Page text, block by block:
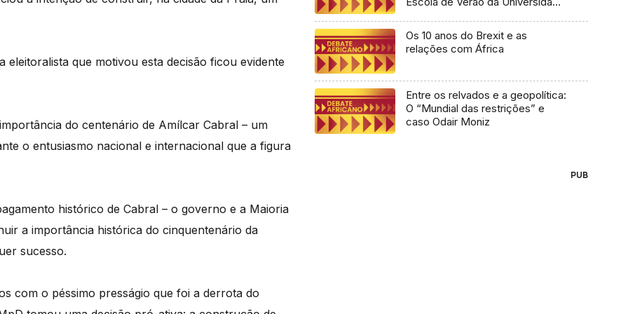
que motivou esta decisão ficou evidente
do centenário de Amílcar Cabral – um
o entusiasmo nacional e internacional que a figura
histórico de Cabral – o governo e a Maioria
a importância histórica do cinquentenário da
sucesso.
com o péssimo presságio que foi a derrota do
Os 10 anos do Brexit e as
relações com África
Entre os relvados e a geopolítica:
O “Mundial das restrições” e
caso Odair Moniz
PUB